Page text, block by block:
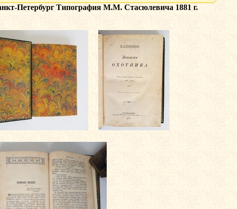
Петербург Типография М.М. Стасюлевича 1881 г.